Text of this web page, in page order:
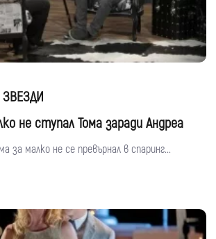
ЗВЕЗДИ
не ступал Тома заради Андреа
за малко не се превърнал в спаринг...